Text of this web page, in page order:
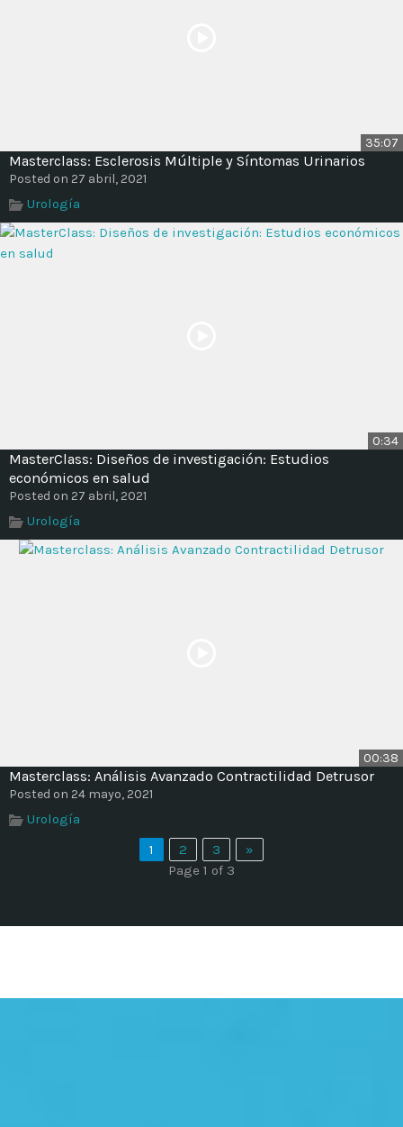
35:07
Masterclass: Esclerosis Múltiple y Síntomas Urinarios
Posted on 27 abril, 2021
Urología
0:34
MasterClass: Diseños de investigación: Estudios
económicos en salud
Posted on 27 abril, 2021
Urología
00:38
Masterclass: Análisis Avanzado Contractilidad Detrusor
Posted on 24 mayo, 2021
Urología
1
2 3
»
Page 1 of 3